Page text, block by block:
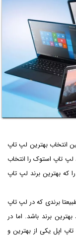
انتخاب بهترین لپ تاپ
لپ تاپ استوک را انتخاب
که بهترین برند لپ تاپ
برندی که در لپ تاپ
برند باشد. اما در
اپل یکی از بهترین و